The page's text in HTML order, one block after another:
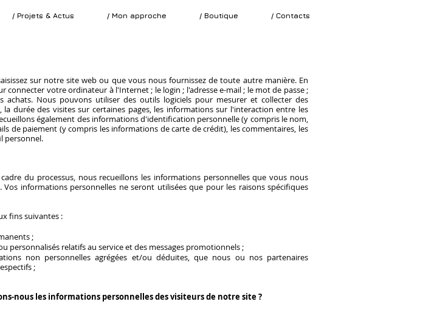
/ Projets & Actus / Mon approche / Boutique / Contacts
sur notre site web ou que vous nous fournissez de toute autre manière. En
votre ordinateur à l'Internet ; le login ; l'adresse e-mail ; le mot de passe ;
Nous pouvons utiliser des outils logiciels pour mesurer et collecter des
durée des visites sur certaines pages, les informations sur l'interaction entre les
également des informations d'identification personnelle (y compris le nom,
de paiement (y compris les informations de carte de crédit), les commentaires, les
personnel.
du processus, nous recueillons les informations personnelles que vous nous
informations personnelles ne seront utilisées que pour les raisons spécifiques
fins suivantes :
;
personnalisés relatifs au service et des messages promotionnels ;
non personnelles agrégées et/ou déduites, que nous ou nos partenaires
;
nous les informations personnelles des visiteurs de notre site ?